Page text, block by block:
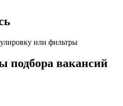
или фильтры
подбора вакансий